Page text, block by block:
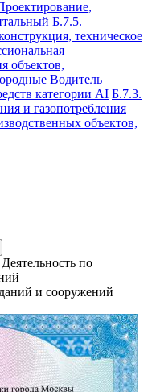
Б.7.5.
техническое
объектов,
Водитель
категории АI Б.7.3.
и газопотребления
объектов,
Деятельность по
и сооружений